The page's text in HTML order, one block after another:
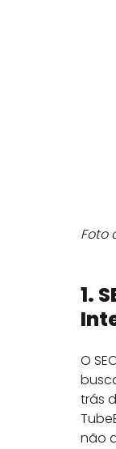
Foto
1.
O
trás
não